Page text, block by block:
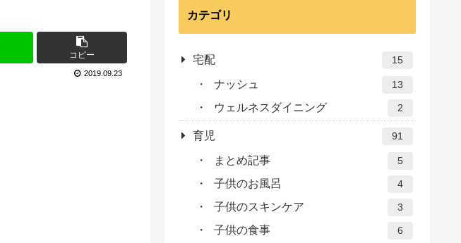
コピー
2019.09.23
カテゴリ
宅配 15
ナッシュ 13
ウェルネスダイニング 2
育児 91
まとめ記事 5
子供のお風呂 4
子供のスキンケア 3
子供の食事 6